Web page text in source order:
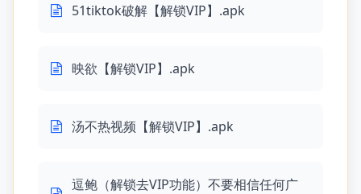
51tiktok破解【解锁VIP】.apk
映欲【解锁VIP】.apk
汤不热视频【解锁VIP】.apk
逗鲍（解锁去VIP功能）不要相信任何广